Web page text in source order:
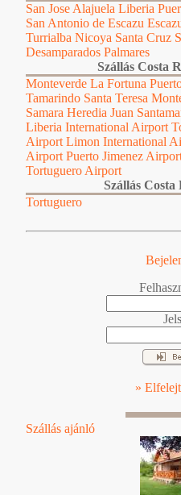
San Jose Alajuela Liberia
San Antonio de Escazu
Turrialba Nicoya Santa Cruz
Desamparados Palmares
Szállás Costa
Monteverde La Fortuna
Tamarindo Santa Teresa
Samara Heredia Juan
Liberia International Airport
Airport Limon International
Airport Puerto Jimenez
Tortuguero Airport
Szállás
Tortuguero
»
Szállás ajánló